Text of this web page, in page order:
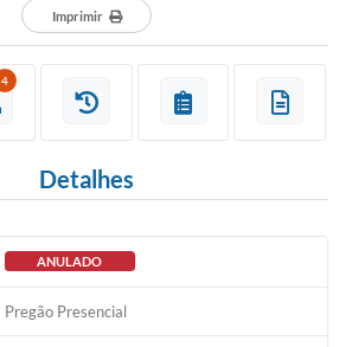
Imprimir
4
Detalhes
ANULADO
Pregão Presencial